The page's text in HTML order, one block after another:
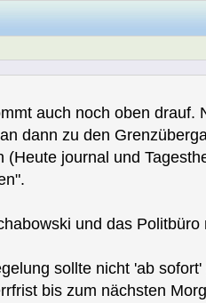
auch noch oben
dann zu den
(Heute journal und
und das
sollte nicht 'ab
bis zum nächsten